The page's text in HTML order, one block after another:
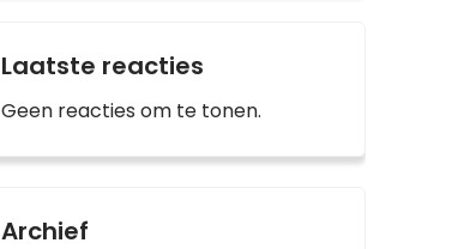
Laatste reacties
Geen reacties om te tonen.
Archief